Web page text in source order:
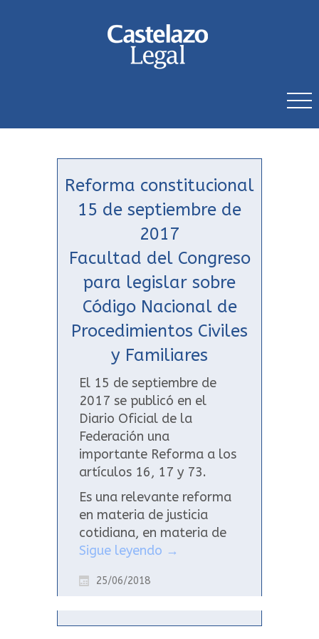
Reforma constitucional
15 de septiembre de
2017
Facultad del Congreso
para legislar sobre
Código Nacional de
Procedimientos Civiles
y Familiares
El 15 de septiembre de
2017 se publicó en el
Diario Oficial de la
Federación una
importante Reforma a los
artículos 16, 17 y 73.
Es una relevante reforma
en materia de justicia
cotidiana, en materia de
Sigue leyendo →
25/06/2018